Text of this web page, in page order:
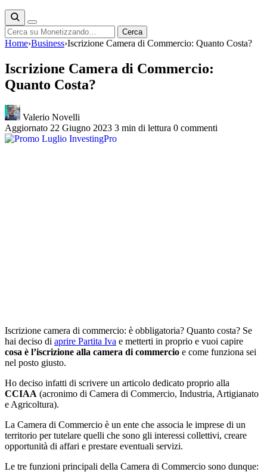
Cerca Cerca
Home›Business›Iscrizione Camera di Commercio: Quanto Costa?
Iscrizione Camera di Commercio:
Quanto Costa?
Valerio Novelli
Aggiornato 22 Giugno 2023 3 min di lettura 0 commenti
Iscrizione camera di commercio: è obbligatoria? Quanto costa? Se
hai deciso di aprire Partita Iva e metterti in proprio e vuoi capire
cosa è l’iscrizione alla camera di commercio e come funziona sei
nel posto giusto.
Ho deciso infatti di scrivere un articolo dedicato proprio alla
CCIAA (acronimo di Camera di Commercio, Industria, Artigianato
e Agricoltura).
La Camera di Commercio è un ente che associa le imprese di un
territorio per tutelare quelli che sono gli interessi collettivi, creare
opportunità di affari e prestare eventuali servizi.
Le tre funzioni principali della Camera di Commercio sono dunque: